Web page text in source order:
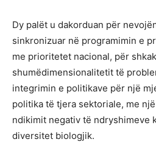
Dy palët u dakorduan për
sinkronizuar në programimin e
me prioritetet nacional, për
shumëdimensionalitetit të
integrimin e politikave për një
politika të tjera sektoriale, me
ndikimit negativ të ndryshimeve
diversitet biologjik.